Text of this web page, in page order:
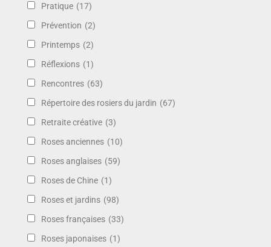
Pratique (17)
Prévention (2)
Printemps (2)
Réflexions (1)
Rencontres (63)
Répertoire des rosiers du jardin (67)
Retraite créative (3)
Roses anciennes (10)
Roses anglaises (59)
Roses de Chine (1)
Roses et jardins (98)
Roses françaises (33)
Roses japonaises (1)